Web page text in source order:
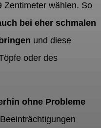
Zentimeter wählen. So
bei eher schmalen
und diese
oder des
ohne Probleme